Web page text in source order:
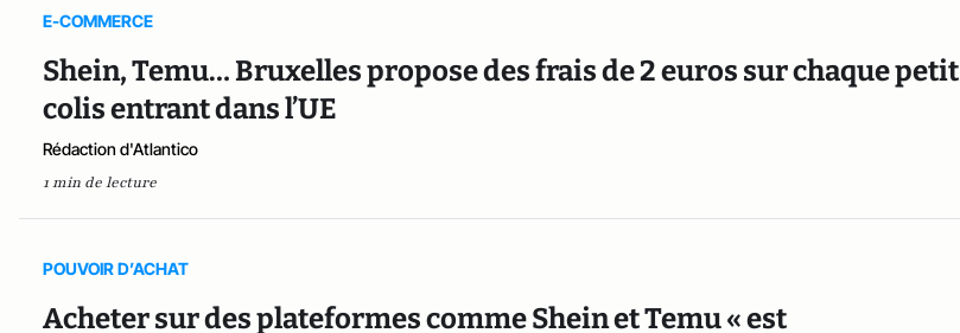
E-COMMERCE
Shein, Temu… Bruxelles propose des frais de 2 euros sur chaque petit
colis entrant dans l’UE
Rédaction d'Atlantico
1 min de lecture
POUVOIR D’ACHAT
Acheter sur des plateformes comme Shein et Temu « est